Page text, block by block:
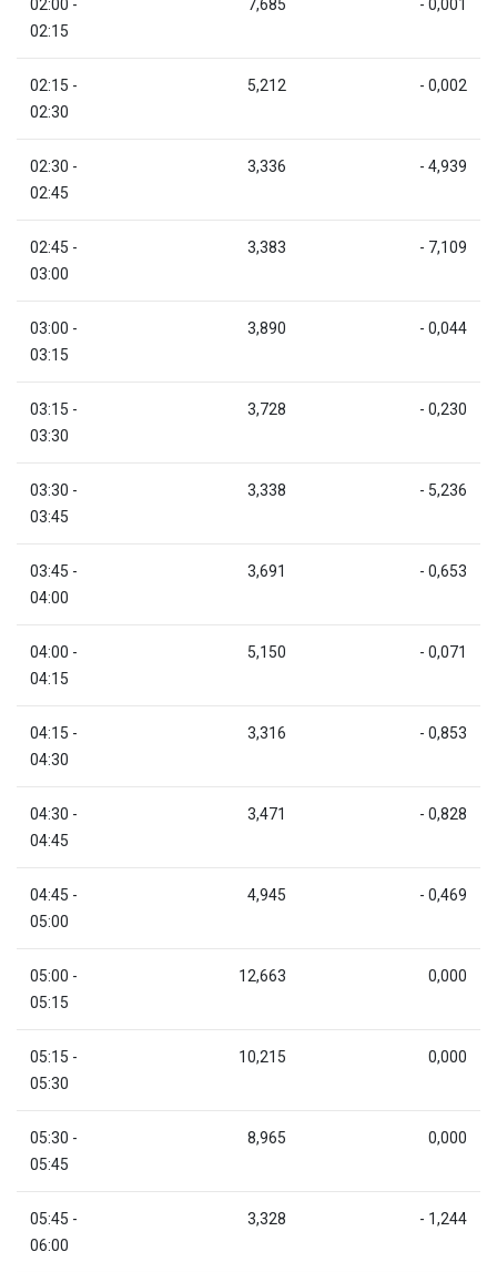
02:00 -
02:15
7,685 - 0,001
02:15 -
02:30
5,212 - 0,002
02:30 -
02:45
3,336 - 4,939
02:45 -
03:00
3,383 - 7,109
03:00 -
03:15
3,890 - 0,044
03:15 -
03:30
3,728 - 0,230
03:30 -
03:45
3,338 - 5,236
03:45 -
04:00
3,691 - 0,653
04:00 -
04:15
5,150 - 0,071
04:15 -
04:30
3,316 - 0,853
04:30 -
04:45
3,471 - 0,828
04:45 -
05:00
4,945 - 0,469
05:00 -
05:15
12,663 0,000
05:15 -
05:30
10,215 0,000
05:30 -
05:45
8,965 0,000
05:45 -
06:00
3,328 - 1,244